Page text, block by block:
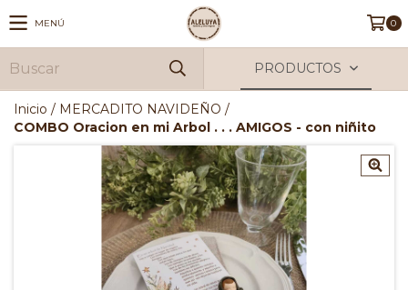
MENÚ 0
PRODUCTOS
Inicio / MERCADITO NAVIDEÑO /
COMBO Oracion en mi Arbol . . . AMIGOS - con niñito